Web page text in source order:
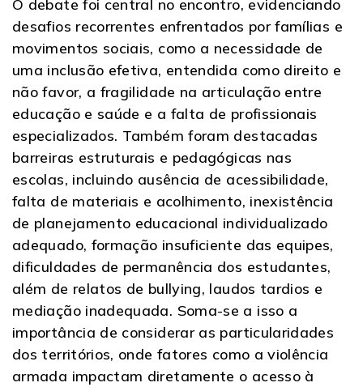
O debate foi central no encontro, evidenciando
desafios recorrentes enfrentados por famílias e
movimentos sociais, como a necessidade de
uma inclusão efetiva, entendida como direito e
não favor, a fragilidade na articulação entre
educação e saúde e a falta de profissionais
especializados. Também foram destacadas
barreiras estruturais e pedagógicas nas
escolas, incluindo ausência de acessibilidade,
falta de materiais e acolhimento, inexistência
de planejamento educacional individualizado
adequado, formação insuficiente das equipes,
dificuldades de permanência dos estudantes,
além de relatos de bullying, laudos tardios e
mediação inadequada. Soma-se a isso a
importância de considerar as particularidades
dos territórios, onde fatores como a violência
armada impactam diretamente o acesso à